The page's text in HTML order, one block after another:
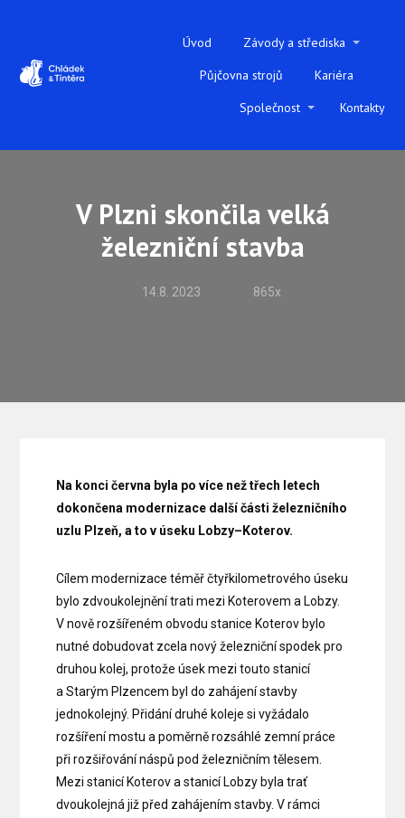
Úvod
Závody a střediska
Půjčovna strojů
Kariéra
Společnost
Kontakty
V Plzni skončila velká
železniční stavba
14.8. 2023 865x
Na konci června byla po více než třech letech
dokončena modernizace další části železničního
uzlu Plzeň, a to v úseku Lobzy–Koterov.
Cílem modernizace téměř čtyřkilometrového úseku
bylo zdvoukolejnění trati mezi Koterovem a Lobzy.
V nově rozšířeném obvodu stanice Koterov bylo
nutné dobudovat zcela nový železniční spodek pro
druhou kolej, protože úsek mezi touto stanicí
a Starým Plzencem byl do zahájení stavby
jednokolejný. Přidání druhé koleje si vyžádalo
rozšíření mostu a poměrně rozsáhlé zemní práce
při rozšiřování náspů pod železničním tělesem.
Mezi stanicí Koterov a stanicí Lobzy byla trať
dvoukolejná již před zahájením stavby. V rámci